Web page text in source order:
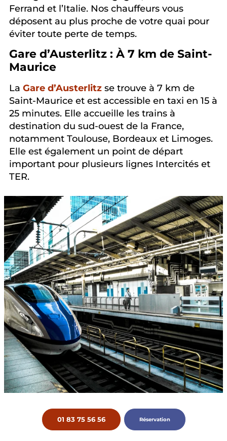
01 83 75 56 56 Réservation
Ferrand et l’Italie. Nos chauffeurs vous
déposent au plus proche de votre quai pour
éviter toute perte de temps.
Gare d’Austerlitz : À 7 km de Saint-
Maurice
La Gare d’Austerlitz se trouve à 7 km de
Saint-Maurice et est accessible en taxi en 15 à
25 minutes. Elle accueille les trains à
destination du sud-ouest de la France,
notamment Toulouse, Bordeaux et Limoges.
Elle est également un point de départ
important pour plusieurs lignes Intercités et
TER.